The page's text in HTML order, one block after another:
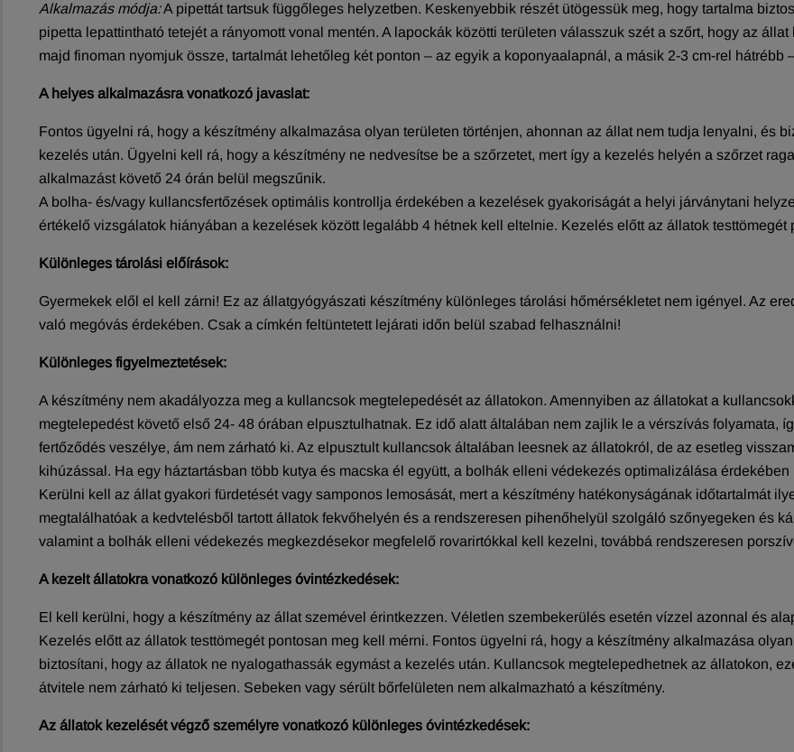
Alkalmazás módja:A pipettát tartsuk függőleges helyzetben. Keskenyebbik részét ütögessük meg, hogy tartalma
pipetta lepattintható tetejét a rányomott vonal mentén. A lapockák közötti területen válasszuk szét a szőrt, hogy az
majd finoman nyomjuk össze, tartalmát lehetőleg két ponton – az egyik a koponyaalapnál, a másik 2-3 cm-rel hátrébb
A helyes alkalmazásra vonatkozó javaslat:
Fontos ügyelni rá, hogy a készítmény alkalmazása olyan területen történjen, ahonnan az állat nem tudja lenyalni, és
kezelés után. Ügyelni kell rá, hogy a készítmény ne nedvesítse be a szőrzetet, mert így a kezelés helyén a szőrzet
alkalmazást követő 24 órán belül megszűnik.
A bolha- és/vagy kullancsfertőzések optimális kontrollja érdekében a kezelések gyakoriságát a helyi járványtani
értékelő vizsgálatok hiányában a kezelések között legalább 4 hétnek kell eltelnie. Kezelés előtt az állatok testtömegét
Különleges tárolási előírások:
Gyermekek elől el kell zárni! Ez az állatgyógyászati készítmény különleges tárolási hőmérsékletet nem igényel. Az
való megóvás érdekében. Csak a címkén feltüntetett lejárati időn belül szabad felhasználni!
Különleges figyelmeztetések:
A készítmény nem akadályozza meg a kullancsok megtelepedését az állatokon. Amennyiben az állatokat a
megtelepedést követő első 24- 48 órában elpusztulhatnak. Ez idő alatt általában nem zajlik le a vérszívás folyamata,
fertőződés veszélye, ám nem zárható ki. Az elpusztult kullancsok általában leesnek az állatokról, de az esetleg
kihúzással. Ha egy háztartásban több kutya és macska él együtt, a bolhák elleni védekezés optimalizálása
Kerülni kell az állat gyakori fürdetését vagy samponos lemosását, mert a készítmény hatékonyságának időtartalmát
megtalálhatóak a kedvtelésből tartott állatok fekvőhelyén és a rendszeresen pihenőhelyül szolgáló szőnyegeken és
valamint a bolhák elleni védekezés megkezdésekor megfelelő rovarirtókkal kell kezelni, továbbá rendszeresen
A kezelt állatokra vonatkozó különleges óvintézkedések:
El kell kerülni, hogy a készítmény az állat szemével érintkezzen. Véletlen szembekerülés esetén vízzel azonnal és
Kezelés előtt az állatok testtömegét pontosan meg kell mérni. Fontos ügyelni rá, hogy a készítmény alkalmazása
biztosítani, hogy az állatok ne nyalogathassák egymást a kezelés után. Kullancsok megtelepedhetnek az állatokon,
átvitele nem zárható ki teljesen. Sebeken vagy sérült bőrfelületen nem alkalmazható a készítmény.
Az állatok kezelését végző személyre vonatkozó különleges óvintézkedések: